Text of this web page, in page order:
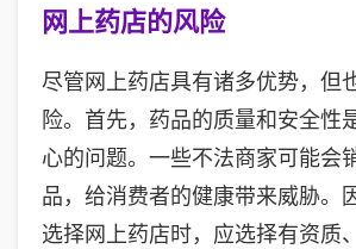
网上药店的风险
尽管网上药店具有诸多优势，但
险。首先，药品的质量和安全性
心的问题。一些不法商家可能会
品，给消费者的健康带来威胁。
选择网上药店时，应选择有资质